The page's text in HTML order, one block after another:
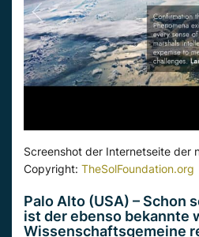
Screenshot der Internetseite der
Copyright: TheSolFoundation.org
Palo Alto (USA) – Schon
ist der ebenso bekannte
Wissenschaftsgemeine